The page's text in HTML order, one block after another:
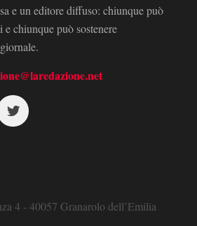
e un editore diffuso: chiunque può
e chiunque può sostenere
4 - 40057 Granarolo dell’Emilia